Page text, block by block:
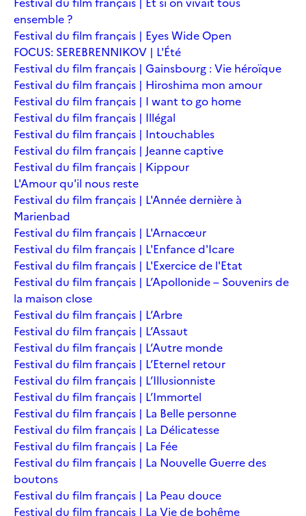
ensemble ?
Festival du film français | Eyes Wide Open
FOCUS: SEREBRENNIKOV | L'Été
Festival du film français | Gainsbourg : Vie héroïque
Festival du film français | Hiroshima mon amour
Festival du film français | I want to go home
Festival du film français | Illégal
Festival du film français | Intouchables
Festival du film français | Jeanne captive
Festival du film français | Kippour
L'Amour qu'il nous reste
Festival du film français | L'Année dernière à
Marienbad
Festival du film français | L'Arnacœur
Festival du film français | L'Enfance d'Icare
Festival du film français | L'Exercice de l'Etat
Festival du film français | L’Apollonide – Souvenirs de
la maison close
Festival du film français | L’Arbre
Festival du film français | L’Assaut
Festival du film français | L’Autre monde
Festival du film français | L’Eternel retour
Festival du film français | L’Illusionniste
Festival du film français | L’Immortel
Festival du film français | La Belle personne
Festival du film français | La Délicatesse
Festival du film français | La Fée
Festival du film français | La Nouvelle Guerre des
boutons
Festival du film français | La Peau douce
Festival du film français | La Vie de bohême